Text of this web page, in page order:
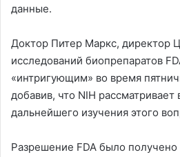
данные.
Доктор Питер Маркс, директор
исследований биопрепаратов
«интригующим» во время
добавив, что NIH
дальнейшего изучения этого
Разрешение FDA было